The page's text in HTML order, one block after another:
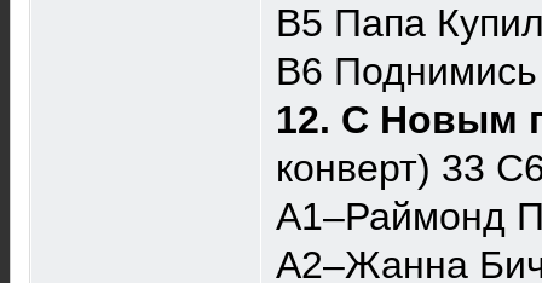
B5 Папа
B6
12. С Новым
конверт) 33
A1–Раймонд
A2–Жанна